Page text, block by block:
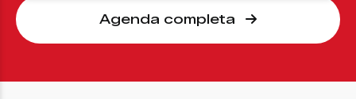
Agenda completa